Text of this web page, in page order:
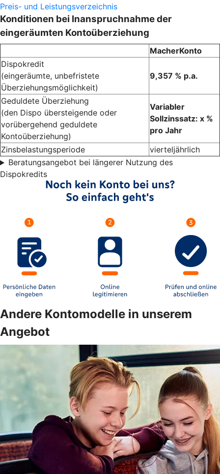
Preis- und Leistungsverzeichnis
Konditionen bei Inanspruchnahme der
eingeräumten Kontoüberziehung
MacherKonto
Dispokredit
(eingeräumte, unbefristete
Überziehungsmöglichkeit)
9,357 % p.a.
Geduldete Überziehung
(den Dispo übersteigende oder
vorübergehend geduldete
Kontoüberziehung)
Variabler
Sollzinssatz: x %
pro Jahr
Zinsbelastungsperiode
vierteljährlich
Beratungsangebot bei längerer Nutzung des
Dispokredits
Andere Kontomodelle in unserem
Angebot